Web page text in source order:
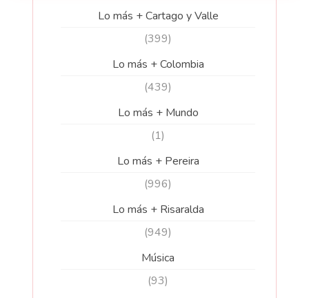
Lo más + Cartago y Valle
(399)
Lo más + Colombia
(439)
Lo más + Mundo
(1)
Lo más + Pereira
(996)
Lo más + Risaralda
(949)
Música
(93)